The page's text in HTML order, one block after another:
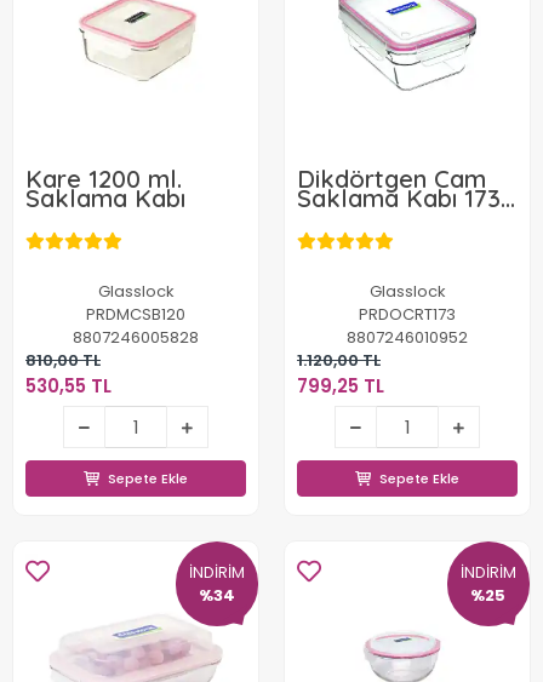
Kare 1200 ml.
Saklama Kabı
Glasslock
PRDMCSB120
8807246005828
810,00 TL
530,55 TL
530,55 TL
Sepete Ekle
Sepete Ekle
Dikdörtgen Cam
Saklama Kabı 1730
Ml
Glasslock
PRDOCRT173
8807246010952
1.120,00 TL
799,25 TL
799,25 TL
Sepete Ekle
Sepete Ekle
İNDİRİM
%34
İNDİRİM
%25